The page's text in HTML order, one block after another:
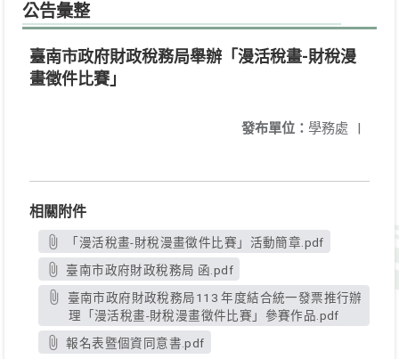
公告彙整
臺南市政府財政稅務局舉辦「漫活稅畫-財稅漫
畫徵件比賽」
發布單位： 學務處 |
相關附件
「漫活稅畫-財稅漫畫徵件比賽」活動簡章.pdf
臺南市政府財政稅務局 函.pdf
理「漫活稅畫-財稅漫畫徵件比賽」參賽作品.pdf
報名表暨個資同意書.pdf